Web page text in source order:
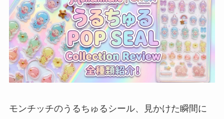
モンチッチのうるちゅるシール、見かけた瞬間に